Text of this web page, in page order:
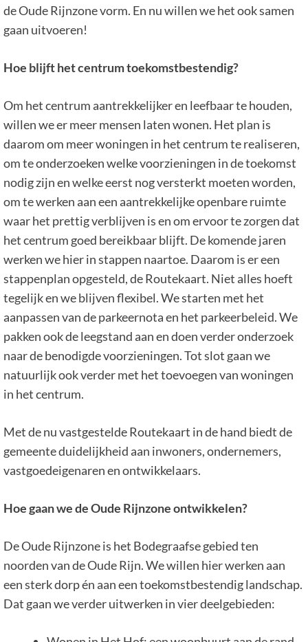
de Oude Rijnzone vorm. En nu willen we het ook samen
gaan uitvoeren!
Hoe blijft het centrum toekomstbestendig?
Om het centrum aantrekkelijker en leefbaar te houden,
willen we er meer mensen laten wonen. Het plan is
daarom om meer woningen in het centrum te realiseren,
om te onderzoeken welke voorzieningen in de toekomst
nodig zijn en welke eerst nog versterkt moeten worden,
om te werken aan een aantrekkelijke openbare ruimte
waar het prettig verblijven is en om ervoor te zorgen dat
het centrum goed bereikbaar blijft. De komende jaren
werken we hier in stappen naartoe. Daarom is er een
stappenplan opgesteld, de Routekaart. Niet alles hoeft
tegelijk en we blijven flexibel. We starten met het
aanpassen van de parkeernota en het parkeerbeleid. We
pakken ook de leegstand aan en doen verder onderzoek
naar de benodigde voorzieningen. Tot slot gaan we
natuurlijk ook verder met het toevoegen van woningen
in het centrum.
Met de nu vastgestelde Routekaart in de hand biedt de
gemeente duidelijkheid aan inwoners, ondernemers,
vastgoedeigenaren en ontwikkelaars.
Hoe gaan we de Oude Rijnzone ontwikkelen?
De Oude Rijnzone is het Bodegraafse gebied ten
noorden van de Oude Rijn. We willen hier werken aan
een sterk dorp én aan een toekomstbestendig landschap.
Dat gaan we verder uitwerken in vier deelgebieden: